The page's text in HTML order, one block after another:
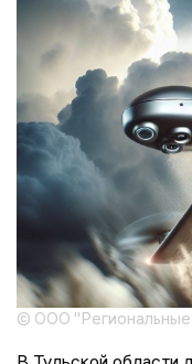
© ООО "Региональные